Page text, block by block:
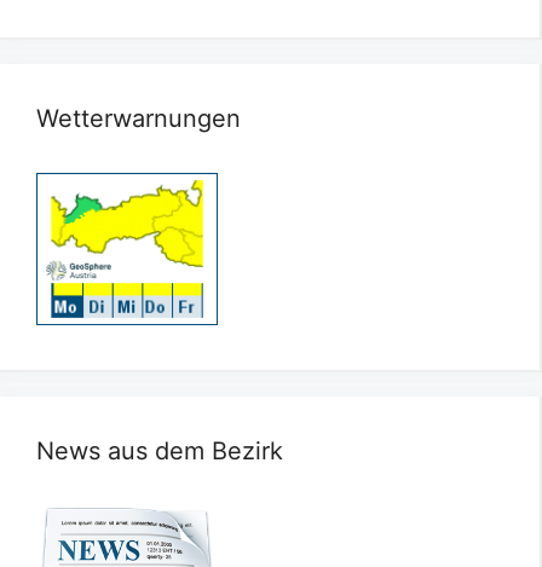
Wetterwarnungen
News aus dem Bezirk